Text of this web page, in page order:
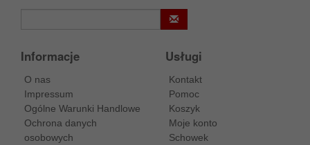
Informacje
O nas
Impressum
Ogólne Warunki Handlowe
Ochrona danych
osobowych
Usługi
Kontakt
Pomoc
Koszyk
Moje konto
Schowek